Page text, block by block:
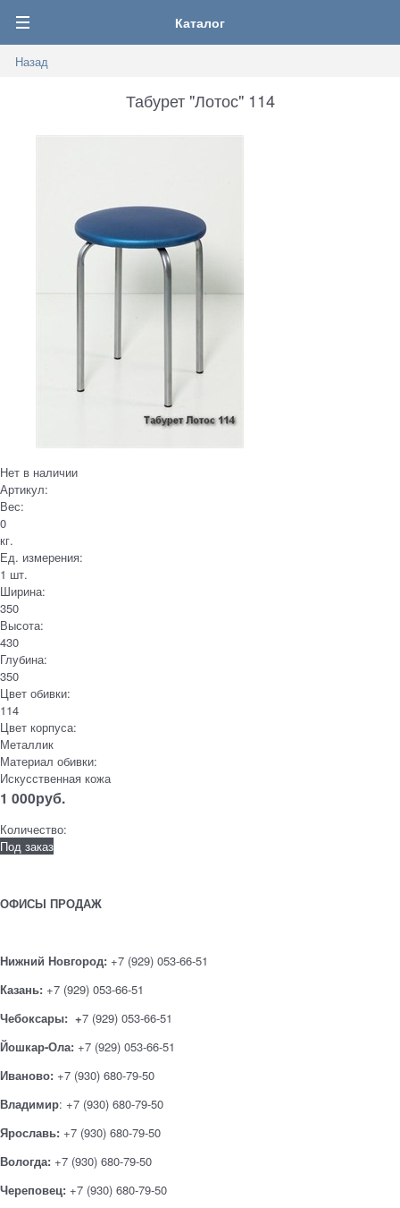
Каталог
Назад
Табурет "Лотос" 114
Нет в наличии
Артикул:
Вес:
0
кг.
Ед. измерения:
1 шт.
Ширина:
350
Высота:
430
Глубина:
350
Цвет обивки:
114
Цвет корпуса:
Металлик
Материал обивки:
Искусственная кожа
1 000руб.
Количество:
Под заказ
ОФИСЫ ПРОДАЖ
Нижний Новгород: +7 (929) 053-66-51
Казань: +7 (929) 053-66-51
Чебоксары: +7 (929) 053-66-51
Йошкар-Ола: +7 (929) 053-66-51
Иваново: +7 (930) 680-79-50
Владимир: +7 (930) 680-79-50
Ярославь: +7 (930) 680-79-50
Вологда: +7 (930) 680-79-50
Череповец: +7 (930) 680-79-50